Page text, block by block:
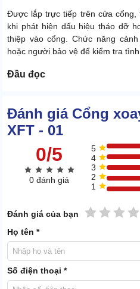
Được lắp trực tiếp trên cửa cổng,
khi phát hiện dấu hiệu tháo dỡ
thiệp vào cổng. Chức năng
hoặc người bảo vệ để kiểm tra
Đầu đọc
Đầu đọc
Có chức năng đọc thông tin và
Đánh giá Cổng
XFT - 01
0/5
0 đánh giá
5
4
3
2
1
Đánh giá của bạn 4
3
2 sao
1 sao
Họ tên *
Số điện thoại *